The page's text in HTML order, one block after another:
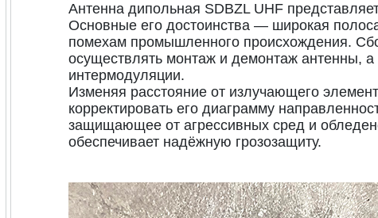
Антенна дипольная SDBZL UHF
Основные его достоинства — широкая
помехам промышленного происхождения.
осуществлять монтаж и демонтаж антенны,
интермодуляции.
Изменяя расстояние от излучающего
корректировать его диаграмму
защищающее от агрессивных сред и
обеспечивает надёжную грозозащиту.